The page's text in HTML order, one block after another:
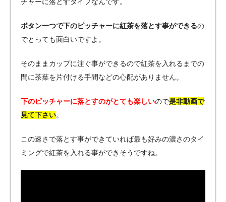
ボタン一つで下のピッチャーに紅茶を落とす事ができるの
でとっても面白いですよ。
そのままカップに注ぐ事ができるので紅茶を入れるまでの
間に茶葉を片付ける手間などの心配がありません。
下のピッチャーに落とすのがとても楽しいので是非動画で
見て下さい。
この速さで落とす事ができていれば最も好みの濃さのタイ
ミングで紅茶を入れる事ができそうですね。